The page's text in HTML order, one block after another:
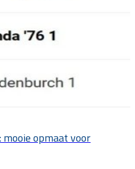
mooie opmaat voor